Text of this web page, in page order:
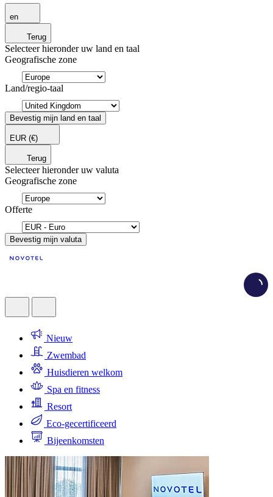
en
Terug
Selecteer hieronder uw land en taal
Geografische zone
Land/regio-taal
Bevestig mijn land en taal
EUR (€)
Terug
Selecteer hieronder uw valuta
Geografische zone
Offerte
Bevestig mijn valuta
Nieuw
Zwembad
Huisdieren welkom
Spa en fitness
Resort
Eco-gecertificeerd
Bijeenkomsten